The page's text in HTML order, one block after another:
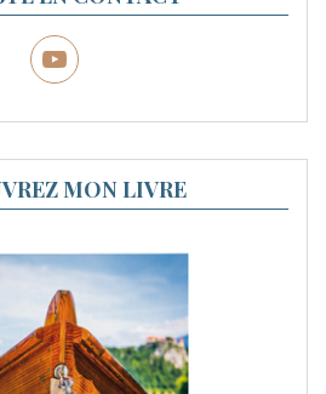
MON LIVRE